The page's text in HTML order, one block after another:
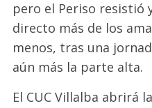
pero el Periso resistió
directo más de los
menos, tras una
aún más la parte alta.
El CUC Villalba abrirá